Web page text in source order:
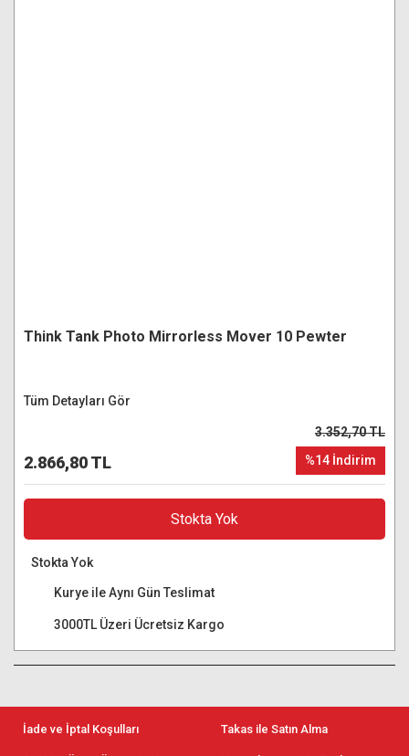
Think Tank Photo Mirrorless Mover 10 Pewter
Tüm Detayları Gör
2.866,80 TL
3.352,70 TL
%14 İndirim
Stokta Yok
Stokta Yok
Kurye ile Aynı Gün Teslimat
3000TL Üzeri Ücretsiz Kargo
İade ve İptal Koşulları Takas ile Satın Alma